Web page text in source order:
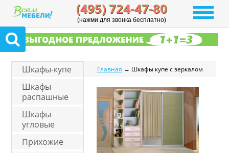
(495) 724-47-80
(нажми для звонка бесплатно)
Шкафы-купе
Шкафы
распашные
Шкафы
угловые
Прихожие
Главная → Шкафы купе с зеркалом